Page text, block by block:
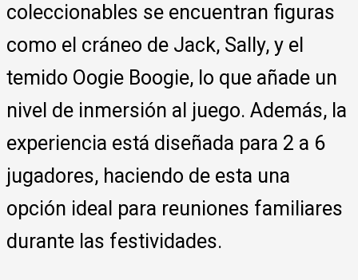
coleccionables se encuentran figuras
como el cráneo de Jack, Sally, y el
temido Oogie Boogie, lo que añade un
nivel de inmersión al juego. Además, la
experiencia está diseñada para 2 a 6
jugadores, haciendo de esta una
opción ideal para reuniones familiares
durante las festividades.